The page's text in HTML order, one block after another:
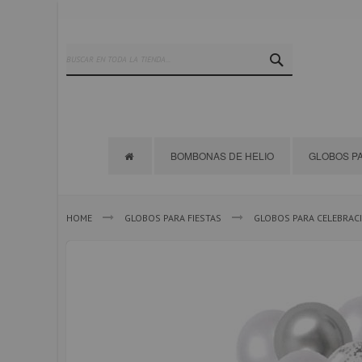
BOMBONAS DE HELIO GLOBOS
HOME GLOBOS PARA FIESTAS GLOBOS PARA